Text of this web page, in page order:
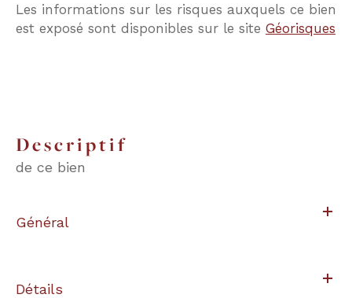
Les informations sur les risques auxquels ce bien
est exposé sont disponibles sur le site Géorisques
descriptif
de ce bien
Général
Détails